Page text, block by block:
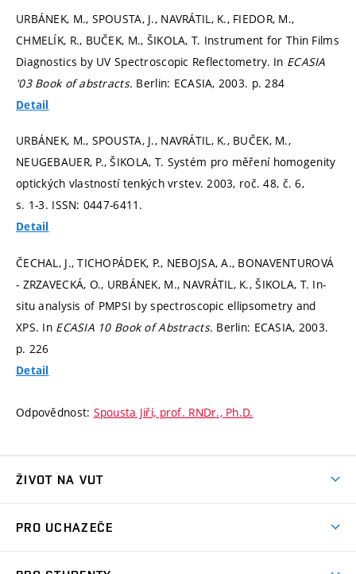
URBÁNEK, M., SPOUSTA, J., NAVRÁTIL, K., FIEDOR, M.,
CHMELÍK, R., BUČEK, M., ŠIKOLA, T. Instrument for Thin Films
Diagnostics by UV Spectroscopic Reflectometry. In ECASIA
'03 Book of abstracts. Berlin: ECASIA, 2003. p. 284
Detail
URBÁNEK, M., SPOUSTA, J., NAVRÁTIL, K., BUČEK, M.,
NEUGEBAUER, P., ŠIKOLA, T. Systém pro měření homogenity
optických vlastností tenkých vrstev. 2003, roč. 48, č. 6,
s. 1-3. ISSN: 0447-6411.
Detail
ČECHAL, J., TICHOPÁDEK, P., NEBOJSA, A., BONAVENTUROVÁ
- ZRZAVECKÁ, O., URBÁNEK, M., NAVRÁTIL, K., ŠIKOLA, T. In-
situ analysis of PMPSI by spectroscopic ellipsometry and
XPS. In ECASIA 10 Book of Abstracts. Berlin: ECASIA, 2003.
p. 226
Detail
Odpovědnost: Spousta Jiří, prof. RNDr., Ph.D.
ŽIVOT NA VUT
Koleje
PRO UCHAZEČE